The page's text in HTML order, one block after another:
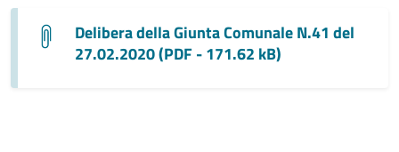
Delibera della Giunta Comunale N.41 del
27.02.2020 (PDF - 171.62 kB)